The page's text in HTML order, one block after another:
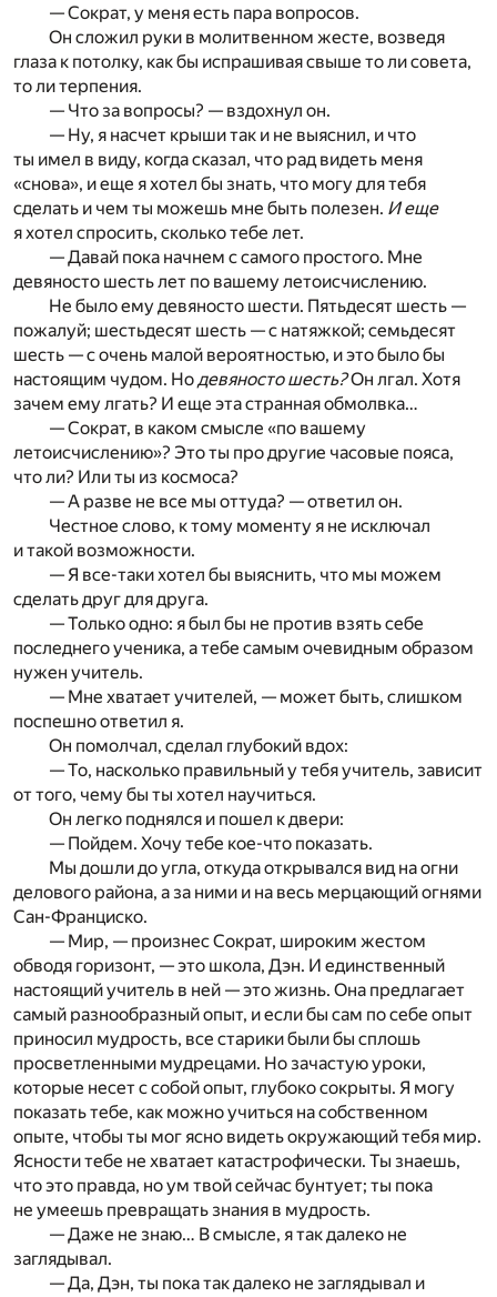
— Сократ, у меня есть пара вопросов.
Он сложил руки в молитвенном жесте, возведя
глаза к потолку, как бы испрашивая свыше то ли совета,
то ли терпения.
— Что за вопросы? — вздохнул он.
— Ну, я насчет крыши так и не выяснил, и что
ты имел в виду, когда сказал, что рад видеть меня
«снова», и еще я хотел бы знать, что могу для тебя
сделать и чем ты можешь мне быть полезен. И еще
я хотел спросить, сколько тебе лет.
— Давай пока начнем с самого простого. Мне
девяносто шесть лет по вашему летоисчислению.
Не было ему девяносто шести. Пятьдесят шесть —
пожалуй; шестьдесят шесть — с натяжкой; семьдесят
шесть — с очень малой вероятностью, и это было бы
настоящим чудом. Нодевяносто шесть?Он лгал. Хотя
зачем ему лгать? И еще эта странная обмолвка…
— Сократ, в каком смысле «по вашему
летоисчислению»? Это ты про другие часовые пояса,
что ли? Или ты из космоса?
— А разве не все мы оттуда? — ответил он.
Честное слово, к тому моменту я не исключал
и такой возможности.
— Я все-таки хотел бы выяснить, что мы можем
сделать друг для друга.
— Только одно: я был бы не против взять себе
последнего ученика, а тебе самым очевидным образом
нужен учитель.
— Мне хватает учителей, — может быть, слишком
поспешно ответил я.
Он помолчал, сделал глубокий вдох:
— То, насколько правильный у тебя учитель, зависит
от того, чему бы ты хотел научиться.
Он легко поднялся и пошел к двери:
— Пойдем. Хочу тебе кое-что показать.
Мы дошли до угла, откуда открывался вид на огни
делового района, а за ними и на весь мерцающий огнями
Сан-Франциско.
— Мир, — произнес Сократ, широким жестом
обводя горизонт, — это школа, Дэн. И единственный
настоящий учитель в ней — это жизнь. Она предлагает
самый разнообразный опыт, и если бы сам по себе опыт
приносил мудрость, все старики были бы сплошь
просветленными мудрецами. Но зачастую уроки,
которые несет с собой опыт, глубоко сокрыты. Я могу
показать тебе, как можно учиться на собственном
опыте, чтобы ты мог ясно видеть окружающий тебя мир.
Ясности тебе не хватает катастрофически. Ты знаешь,
что это правда, но ум твой сейчас бунтует; ты пока
не умеешь превращать знания в мудрость.
— Даже не знаю… В смысле, я так далеко не
заглядывал.
— Да, Дэн, ты пока так далеко не заглядывал и